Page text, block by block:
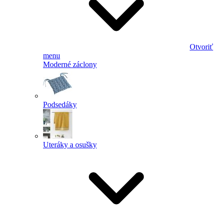
Otvoriť
menu
Moderné záclony
Podsedáky
Uteráky a osušky